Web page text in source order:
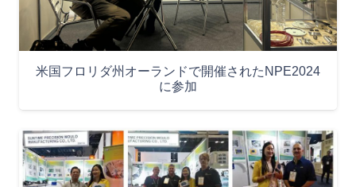
米国フロリダ州オーランドで開催されたNPE2024
に参加